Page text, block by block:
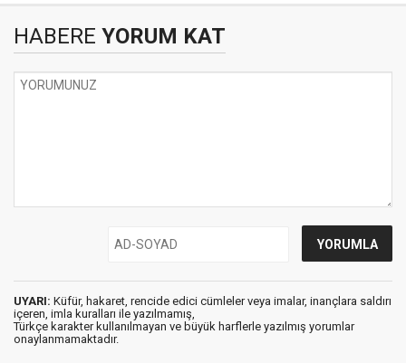
HABERE YORUM KAT
UYARI: Küfür, hakaret, rencide edici cümleler veya imalar, inançlara saldırı
içeren, imla kuralları ile yazılmamış,
Türkçe karakter kullanılmayan ve büyük harflerle yazılmış yorumlar
onaylanmamaktadır.